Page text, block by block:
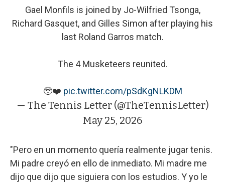
Gael Monfils is joined by Jo-Wilfried Tsonga,
Richard Gasquet, and Gilles Simon after playing his
last Roland Garros match.
The 4 Musketeers reunited.
🥹❤️ pic.twitter.com/pSdKgNLKDM
— The Tennis Letter (@TheTennisLetter)
May 25, 2026
"Pero en un momento quería realmente jugar tenis.
Mi padre creyó en ello de inmediato. Mi madre me
dijo que dijo que siguiera con los estudios. Y yo le